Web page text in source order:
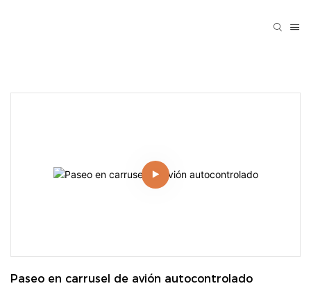
Paseo en carrusel de avión autocontrolado